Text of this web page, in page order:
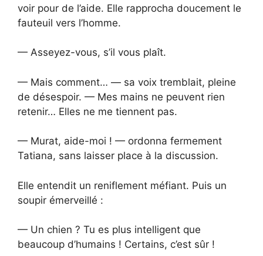
voir pour de l’aide. Elle rapprocha doucement le
fauteuil vers l’homme.
— Asseyez-vous, s’il vous plaît.
— Mais comment… — sa voix tremblait, pleine
de désespoir. — Mes mains ne peuvent rien
retenir… Elles ne me tiennent pas.
— Murat, aide-moi ! — ordonna fermement
Tatiana, sans laisser place à la discussion.
Elle entendit un reniflement méfiant. Puis un
soupir émerveillé :
— Un chien ? Tu es plus intelligent que
beaucoup d’humains ! Certains, c’est sûr !